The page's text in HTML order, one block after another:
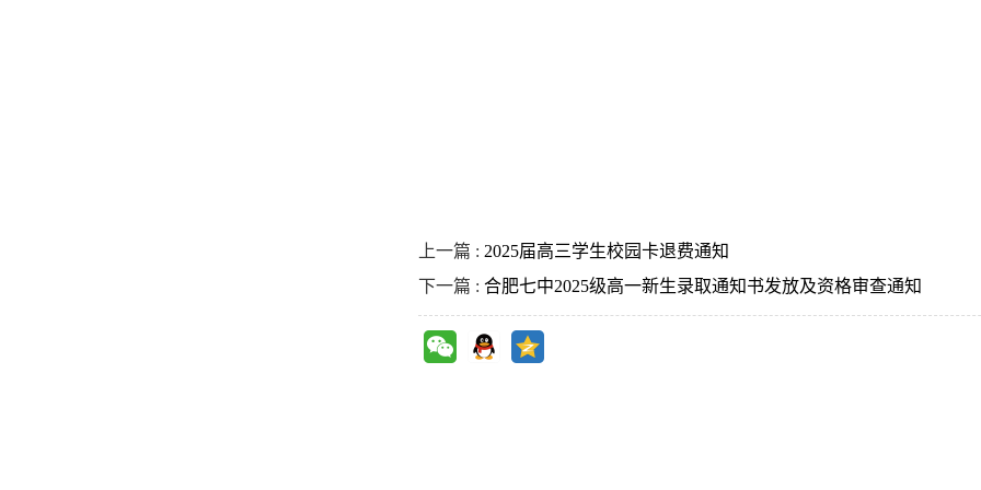
上一篇 : 2025届高三学生校园卡退费通知
下一篇 : 合肥七中2025级高一新生录取通知书发放及资格审查通知